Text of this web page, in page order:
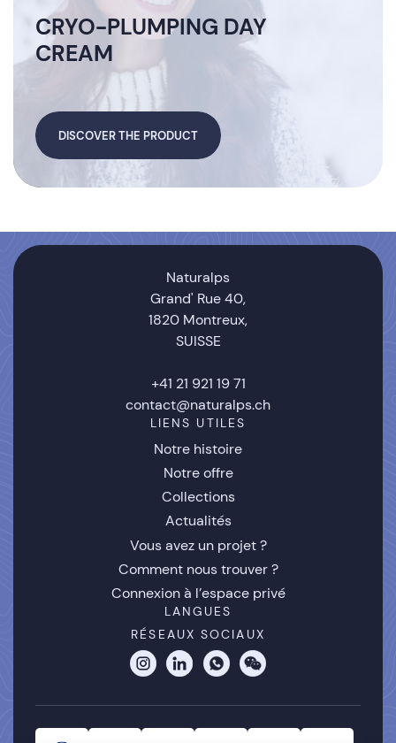
CRYO-PLUMPING DAY
CREAM
DISCOVER THE PRODUCT
Naturalps
Grand' Rue 40,
1820 Montreux,
SUISSE
+41 21 921 19 71
contact@naturalps.ch
LIENS UTILES
Notre histoire
Notre offre
Collections
Actualités
Vous avez un projet ?
Comment nous trouver ?
Connexion à l’espace privé
LANGUES
RÉSEAUX SOCIAUX